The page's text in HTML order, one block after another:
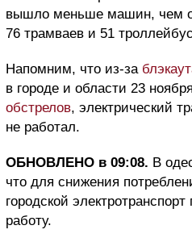
вышло меньше машин, чем
76 трамваев и 51
Напомним, что из-за
в городе и области 23
обстрелов, электрический
не работал.
ОБНОВЛЕНО в 09:08. В
что для снижения
городской
работу.